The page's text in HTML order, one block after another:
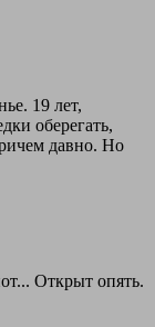
19 лет,
оберегать,
давно. Но
Открыт опять.